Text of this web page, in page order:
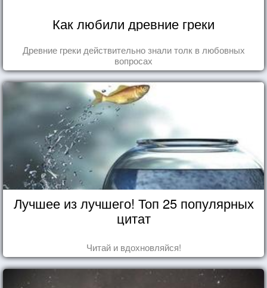
Как любили древние греки
Древние греки действительно знали толк в любовных
вопросах
Лучшее из лучшего! Топ 25 популярных
цитат
Читай и вдохновляйся!